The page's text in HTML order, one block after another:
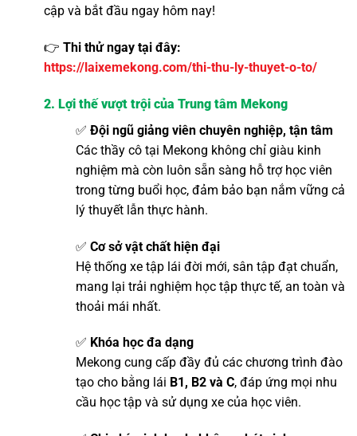
cập và bắt đầu ngay hôm nay!
👉 Thi thử ngay tại đây:
https://laixemekong.com/thi-thu-ly-thuyet-o-to/
2. Lợi thế vượt trội của Trung tâm Mekong
✅ Đội ngũ giảng viên chuyên nghiệp, tận tâm
Các thầy cô tại Mekong không chỉ giàu kinh
nghiệm mà còn luôn sẵn sàng hỗ trợ học viên
trong từng buổi học, đảm bảo bạn nắm vững cả
lý thuyết lẫn thực hành.
✅ Cơ sở vật chất hiện đại
Hệ thống xe tập lái đời mới, sân tập đạt chuẩn,
mang lại trải nghiệm học tập thực tế, an toàn và
thoải mái nhất.
✅ Khóa học đa dạng
Mekong cung cấp đầy đủ các chương trình đào
tạo cho bằng lái B1, B2 và C, đáp ứng mọi nhu
cầu học tập và sử dụng xe của học viên.